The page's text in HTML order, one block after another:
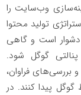
وب‌سایت را
تولید محتوا
دشوار است و گاهی
گوگل شود.
فراوان،
پیدا کنند. در